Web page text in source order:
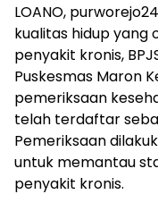
LOANO,
kualitas hidup yang
penyakit kronis,
Puskesmas Maron
pemeriksaan
telah terdaftar
Pemeriksaan
untuk memantau
penyakit kronis.